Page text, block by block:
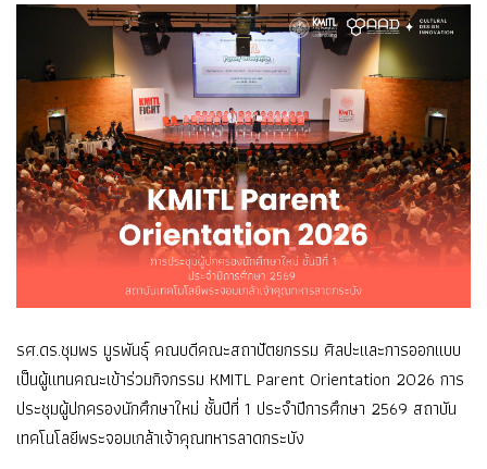
รศ.ดร.ชุมพร มูรพันธุ์ คณบดีคณะสถาปัตยกรรม ศิลปะและการออกแบบ
เป็นผู้แทนคณะเข้าร่วมกิจกรรม KMITL Parent Orientation 2026 การ
ประชุมผู้ปกครองนักศึกษาใหม่ ชั้นปีที่ 1 ประจำปีการศึกษา 2569 สถาบัน
เทคโนโลยีพระจอมเกล้าเจ้าคุณทหารลาดกระบัง